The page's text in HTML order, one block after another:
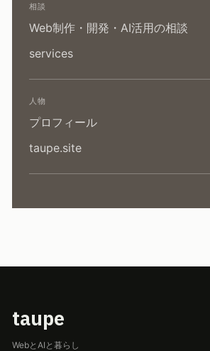
相談
Web制作・開発・AI活用の相談
services
人物
プロフィール
taupe.site
taupe
WebとAIと暮らし